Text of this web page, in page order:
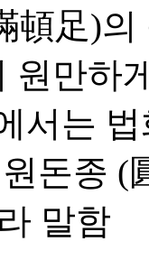
頓足)
원만하
서는
돈종 (
말함